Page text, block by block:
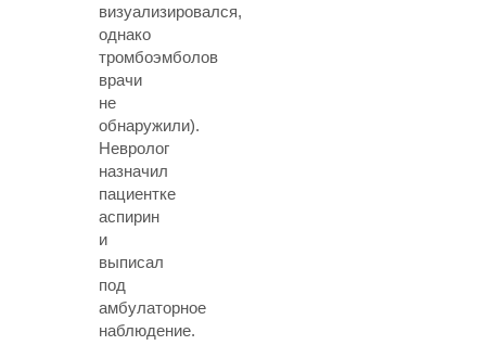
визуализировался,
однако
тромбоэмболов
врачи
не
обнаружили).
Невролог
назначил
пациентке
аспирин
и
выписал
под
амбулаторное
наблюдение.